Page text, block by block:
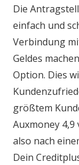
Die
einfach und
Verbindung
Geldes
Option. Dies
größtem
Auxmoney
also nach
Dein